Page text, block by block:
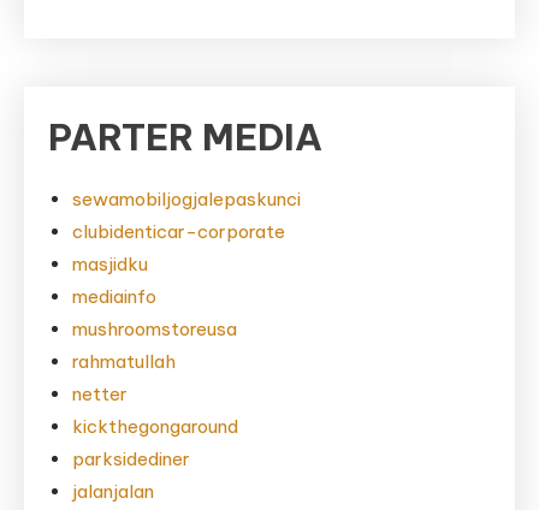
PARTER MEDIA
sewamobiljogjalepaskunci
clubidenticar-corporate
masjidku
mediainfo
mushroomstoreusa
rahmatullah
netter
kickthegongaround
parksidediner
jalanjalan